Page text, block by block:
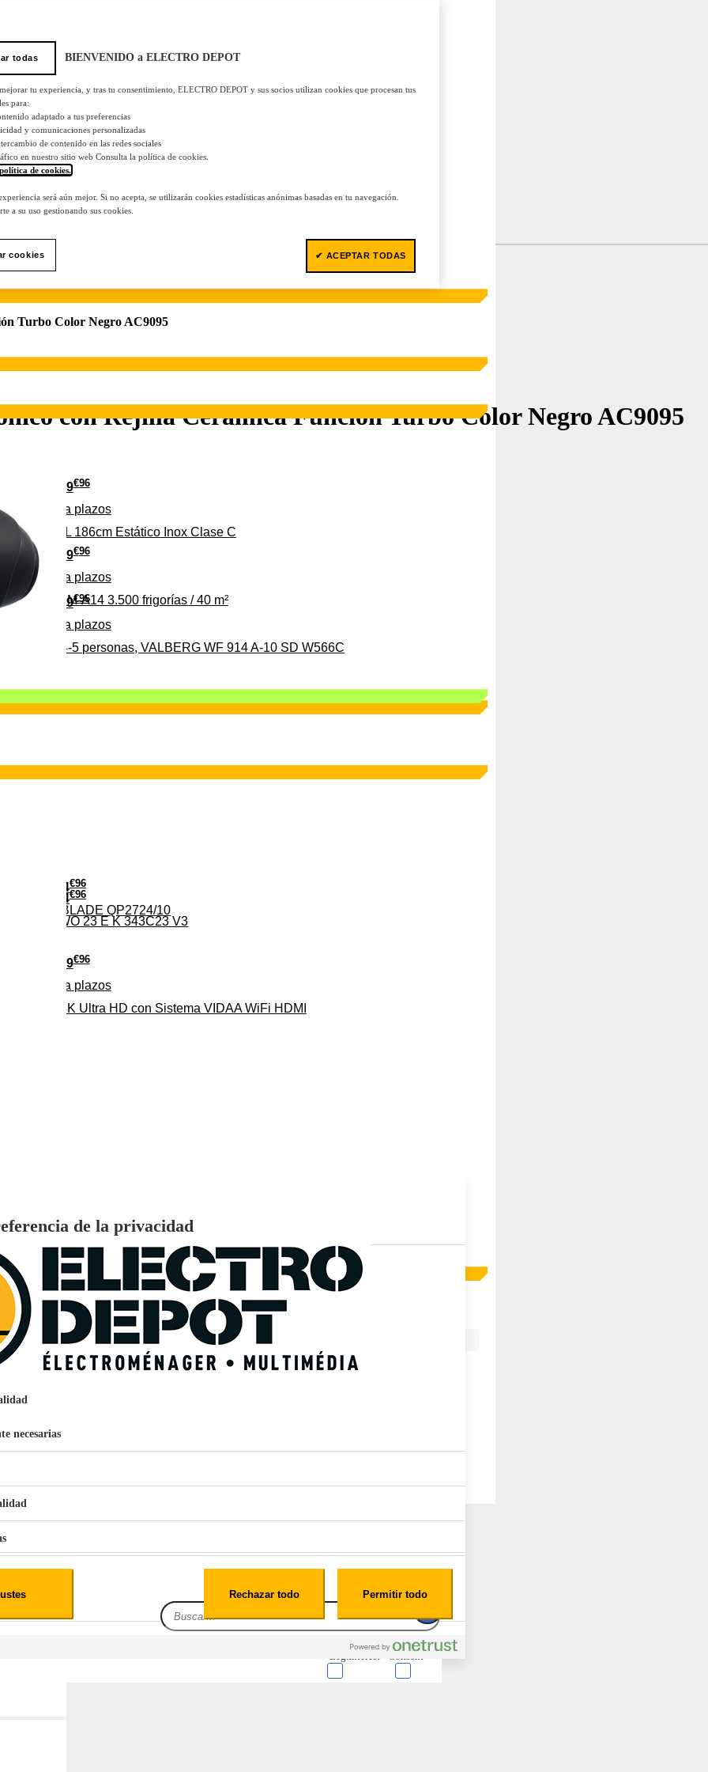
279€96
Pago a plazos
para 4-5 personas, VALBERG WF 914 A-10 SD W566C
349€96
Pago a plazos
315 C 315L 186cm Estático Inox Clase C
64€96
MWO 23 E K 343C23 V3
369€96
Pago a plazos
CLIM-A14 3.500 frigorías / 40 m²
1,1L Limpia Sofás Alfombras Coche SP3
24€96
ONE BLADE QP2724/10
279€96
Pago a plazos
EL 4K Ultra HD con Sistema VIDAA WiFi HDMI
159€ 96
Pago aplazos
EcoTank EPSON ET-2861
Turbo Color Negro AC9095
con Rejilla Cerámica Función Turbo Color Negro AC9095
todas BIENVENIDO a ELECTRO DEPOT
tu experiencia, y tras tu consentimiento, ELECTRO DEPOT y sus socios utilizan cookies que procesan tus
para:
adaptado a tus preferencias
y comunicaciones personalizadas
de contenido en las redes sociales
en nuestro sitio web Consulta la política de cookies.
de cookies.
será aún mejor. Si no acepta, se utilizarán cookies estadísticas anónimas basadas en tu navegación.
a su uso gestionando sus cookies.
cookies ✔ ACEPTAR TODAS
de la privacidad
necesarias
Consent
Leg.Interest
Rechazar todo Permitir todo